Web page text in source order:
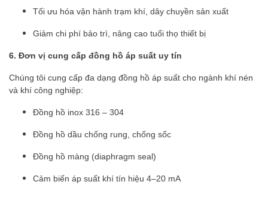
Tối ưu hóa vận hành trạm khí, dây chuyền sản xuất
Giảm chi phí bảo trì, nâng cao tuổi thọ thiết bị
6. Đơn vị cung cấp đồng hồ áp suất uy tín
Chúng tôi cung cấp đa dạng đồng hồ áp suất cho ngành khí nén
và khí công nghiệp:
Đồng hồ inox 316 – 304
Đồng hồ dầu chống rung, chống sốc
Đồng hồ màng (diaphragm seal)
Cảm biến áp suất khí tín hiệu 4–20 mA